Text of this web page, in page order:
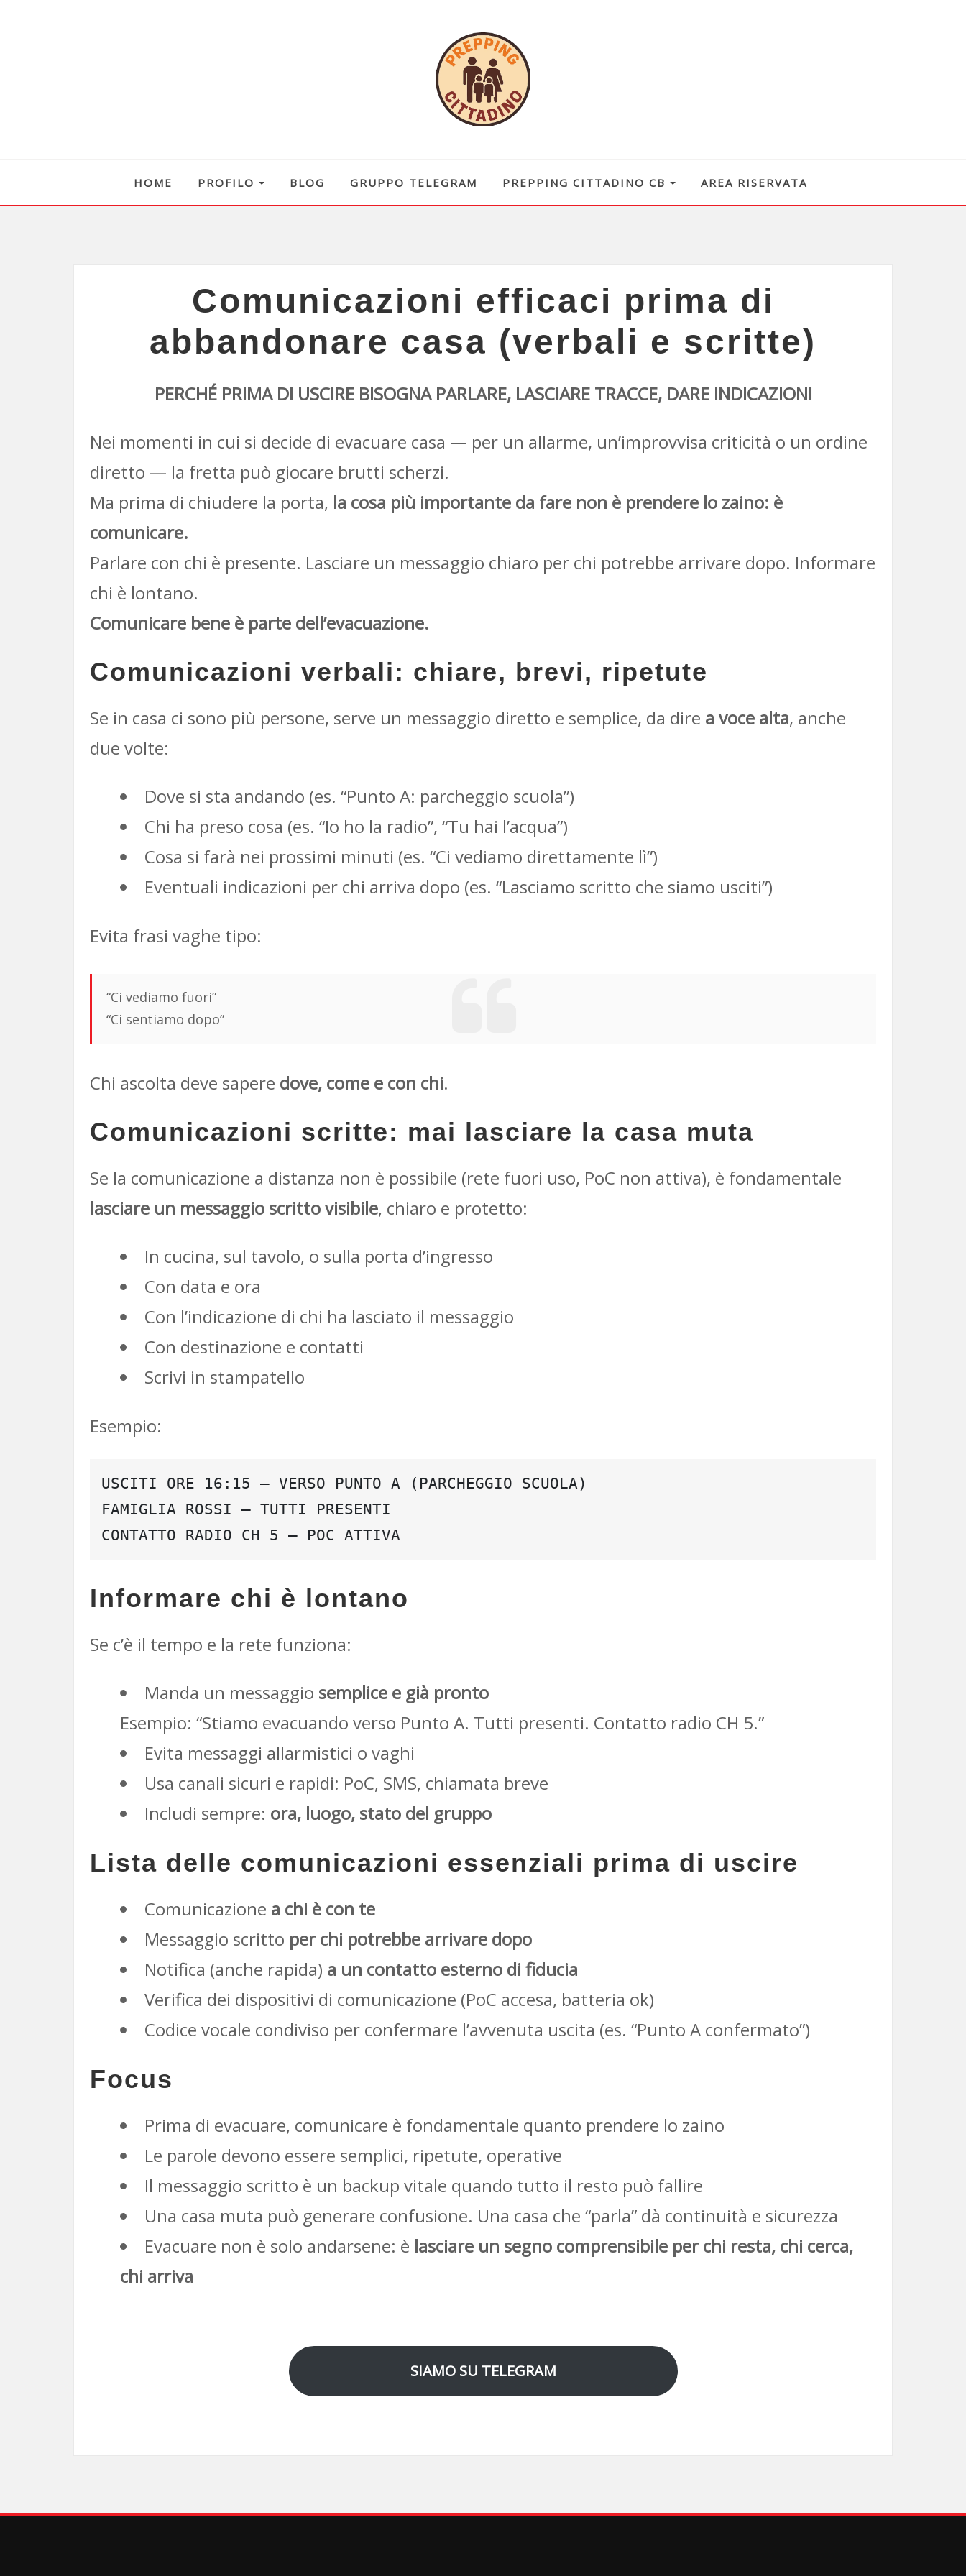
HOME PROFILO BLOG GRUPPO TELEGRAM PREPPING CITTADINO CB AREA RISERVATA
Comunicazioni efficaci prima di
abbandonare casa (verbali e scritte)
PERCHÉ PRIMA DI USCIRE BISOGNA PARLARE, LASCIARE TRACCE, DARE INDICAZIONI
Nei momenti in cui si decide di evacuare casa — per un allarme, un’improvvisa criticità o un ordine
diretto — la fretta può giocare brutti scherzi.
Ma prima di chiudere la porta, la cosa più importante da fare non è prendere lo zaino: è
comunicare.
Parlare con chi è presente. Lasciare un messaggio chiaro per chi potrebbe arrivare dopo. Informare
chi è lontano.
Comunicare bene è parte dell’evacuazione.
Comunicazioni verbali: chiare, brevi, ripetute
Se in casa ci sono più persone, serve un messaggio diretto e semplice, da dire a voce alta, anche
due volte:
Dove si sta andando (es. “Punto A: parcheggio scuola”)
Chi ha preso cosa (es. “Io ho la radio”, “Tu hai l’acqua”)
Cosa si farà nei prossimi minuti (es. “Ci vediamo direttamente lì”)
Eventuali indicazioni per chi arriva dopo (es. “Lasciamo scritto che siamo usciti”)
Evita frasi vaghe tipo:
“Ci vediamo fuori”
“Ci sentiamo dopo”
Chi ascolta deve sapere dove, come e con chi.
Comunicazioni scritte: mai lasciare la casa muta
Se la comunicazione a distanza non è possibile (rete fuori uso, PoC non attiva), è fondamentale
lasciare un messaggio scritto visibile, chiaro e protetto:
In cucina, sul tavolo, o sulla porta d’ingresso
Con data e ora
Con l’indicazione di chi ha lasciato il messaggio
Con destinazione e contatti
Scrivi in stampatello
Esempio:
USCITI ORE 16:15 – VERSO PUNTO A (PARCHEGGIO SCUOLA)
FAMIGLIA ROSSI – TUTTI PRESENTI
CONTATTO RADIO CH 5 – POC ATTIVA
Informare chi è lontano
Se c’è il tempo e la rete funziona:
Manda un messaggio semplice e già pronto
Esempio: “Stiamo evacuando verso Punto A. Tutti presenti. Contatto radio CH 5.”
Evita messaggi allarmistici o vaghi
Usa canali sicuri e rapidi: PoC, SMS, chiamata breve
Includi sempre: ora, luogo, stato del gruppo
Lista delle comunicazioni essenziali prima di uscire
Comunicazione a chi è con te
Messaggio scritto per chi potrebbe arrivare dopo
Notifica (anche rapida) a un contatto esterno di fiducia
Verifica dei dispositivi di comunicazione (PoC accesa, batteria ok)
Codice vocale condiviso per confermare l’avvenuta uscita (es. “Punto A confermato”)
Focus
Prima di evacuare, comunicare è fondamentale quanto prendere lo zaino
Le parole devono essere semplici, ripetute, operative
Il messaggio scritto è un backup vitale quando tutto il resto può fallire
Una casa muta può generare confusione. Una casa che “parla” dà continuità e sicurezza
Evacuare non è solo andarsene: è lasciare un segno comprensibile per chi resta, chi cerca,
chi arriva
SIAMO SU TELEGRAM